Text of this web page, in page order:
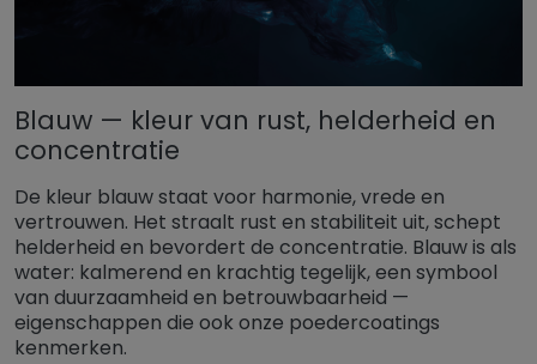
Blauw — kleur van rust, helderheid en
concentratie
De kleur blauw staat voor harmonie, vrede en
vertrouwen. Het straalt rust en stabiliteit uit, schept
helderheid en bevordert de concentratie. Blauw is als
water: kalmerend en krachtig tegelijk, een symbool
van duurzaamheid en betrouwbaarheid —
eigenschappen die ook onze poedercoatings
kenmerken.